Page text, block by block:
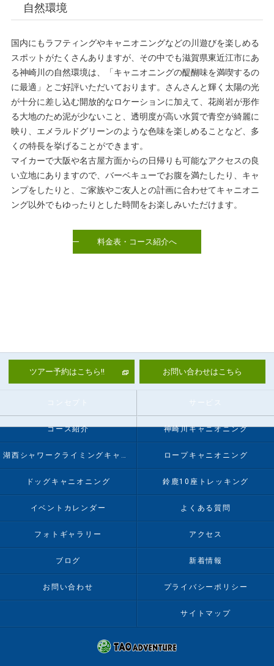
自然環境
国内にもラフティングやキャニオニングなどの川遊びを楽しめる
スポットがたくさんありますが、その中でも滋賀県東近江市にあ
る神崎川の自然環境は、「キャニオニングの醍醐味を満喫するの
に最適」とご好評いただいております。さんさんと輝く太陽の光
が十分に差し込む開放的なロケーションに加えて、花崗岩が形作
る大地のため泥が少ないこと、透明度が高い水質で青空が綺麗に
映り、エメラルドグリーンのような色味を楽しめることなど、多
くの特長を挙げることができます。
マイカーで大阪や名古屋方面からの日帰りも可能なアクセスの良
い立地にありますので、バーベキューでお腹を満たしたり、キャ
ンプをしたりと、ご家族やご友人との計画に合わせてキャニオニ
ング以外でもゆったりとした時間をお楽しみいただけます。
料金表・コース紹介へ
ツアー予約はこちら!! お問い合わせはこちら
コンセプト サービス
コース紹介 神崎川キャニオニング
湖西シャワークライミングキャニオニング ロープキャニオニング
ドッグキャニオニング 鈴鹿10座トレッキング
イベントカレンダー よくある質問
フォトギャラリー アクセス
ブログ 新着情報
お問い合わせ プライバシーポリシー
サイトマップ